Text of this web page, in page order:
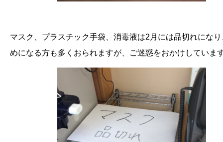
マスク、プラスチック手袋、消毒液は2月には品切れにな
めになる方も多くおられますが、ご迷惑をおかけしていま